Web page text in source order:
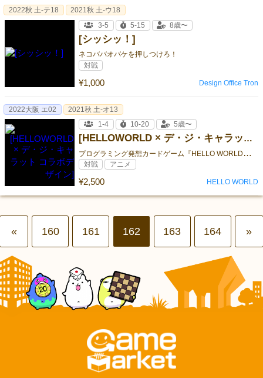
[シッシッ！]
ネコババオバケを押しつけろ！
¥1,000
2022秋 土-テ18
2021秋 土-ウ18
3-5
5-15 8歳〜
対戦
Design Office Tron
[HELLOWORLD × デ・ジ・キャラット コラボデザイン]
プ
ログラミング発想カードゲーム『HELLO WORLD』☆ゲームマーケット特別企画☆さらにお得になるキャンペーンを実施します！
¥2,500
2022大阪 エ02
2021秋 土-オ13
1-4
10-20 5歳〜
対戦 アニメ
HELLO WORLD
« 160 161 162 163 164 »